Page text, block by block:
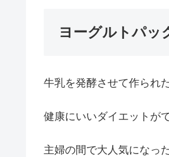
ヨーグルトパッ
牛乳を発酵させて作られ
健康にいいダイエットが
主婦の間で大人気になっ